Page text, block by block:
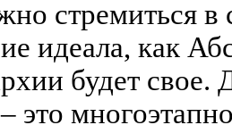
стремиться в
идеала, как
будет свое.
это